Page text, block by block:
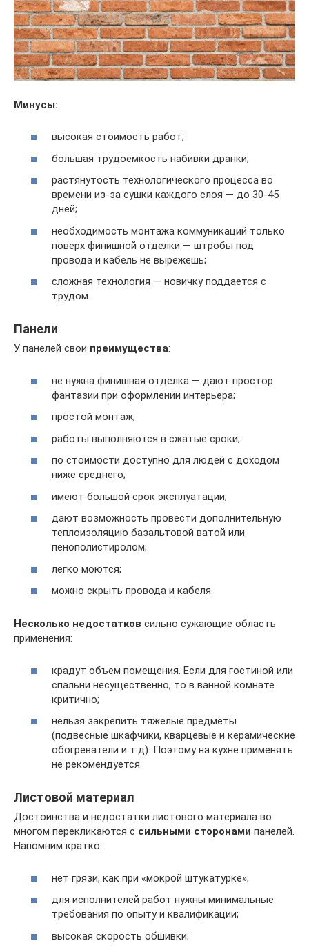
Минусы:
высокая стоимость работ;
большая трудоемкость набивки дранки;
растянутость технологического процесса во
времени из-за сушки каждого слоя — до 30-45
дней;
необходимость монтажа коммуникаций только
поверх финишной отделки — штробы под
провода и кабель не вырежешь;
сложная технология — новичку поддается с
трудом.
Панели
У панелей свои преимущества:
не нужна финишная отделка — дают простор
фантазии при оформлении интерьера;
простой монтаж;
работы выполняются в сжатые сроки;
по стоимости доступно для людей с доходом
ниже среднего;
имеют большой срок эксплуатации;
дают возможность провести дополнительную
теплоизоляцию базальтовой ватой или
пенополистиролом;
легко моются;
можно скрыть провода и кабеля.
Несколько недостатков сильно сужающие область
применения:
крадут объем помещения. Если для гостиной или
спальни несущественно, то в ванной комнате
критично;
нельзя закрепить тяжелые предметы
(подвесные шкафчики, кварцевые и керамические
обогреватели и т.д). Поэтому на кухне применять
не рекомендуется.
Листовой материал
Достоинства и недостатки листового материала во
многом перекликаются с сильными сторонами панелей.
Напомним кратко:
нет грязи, как при «мокрой штукатурке»;
для исполнителей работ нужны минимальные
требования по опыту и квалификации;
высокая скорость обшивки;